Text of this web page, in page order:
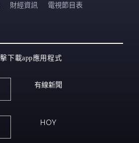
財經資訊 電視節目表
下載app應用程式
有線新聞
HOY